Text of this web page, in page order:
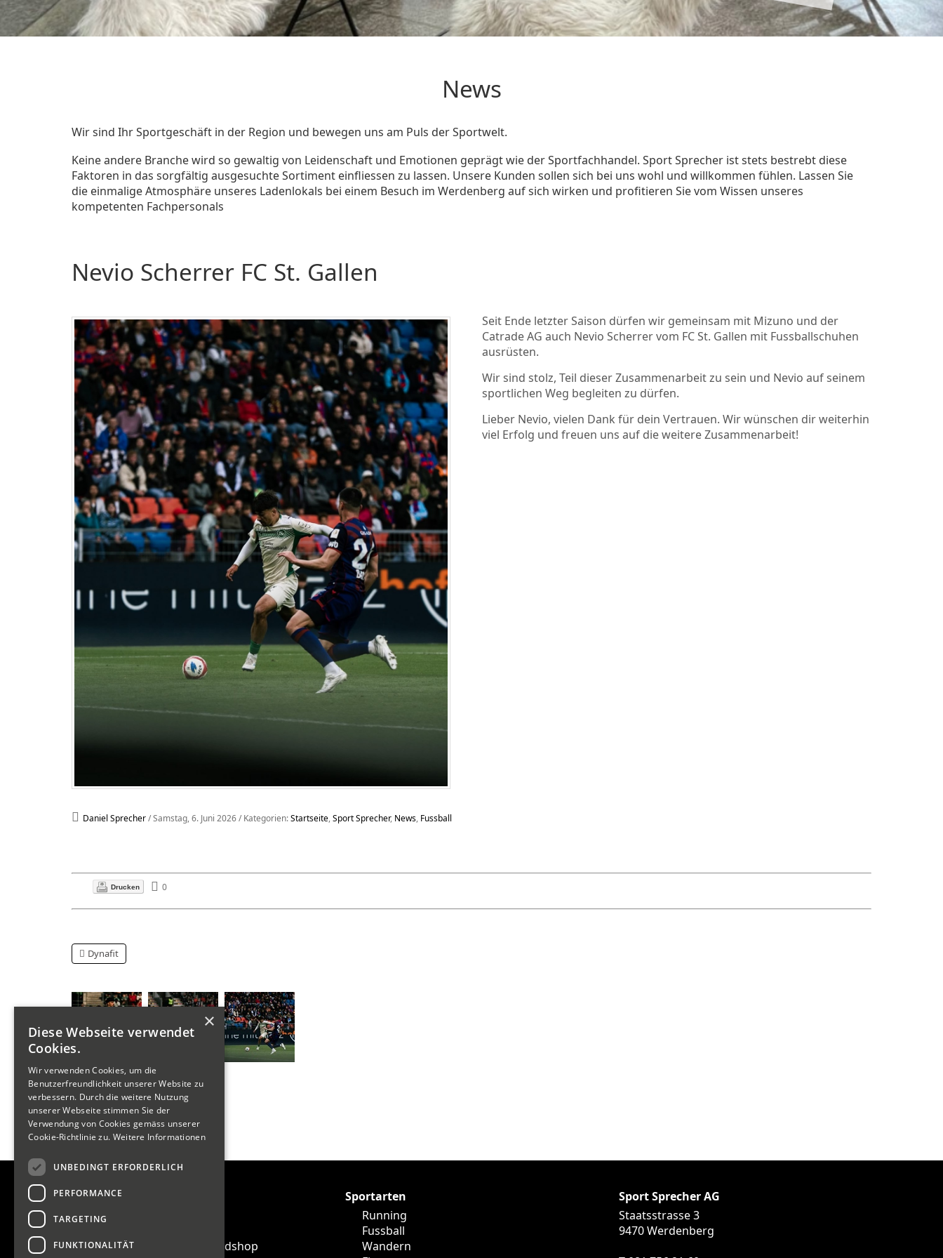
News
Wir sind Ihr Sportgeschäft in der Region und bewegen uns am Puls der Sportwelt.
Keine andere Branche wird so gewaltig von Leidenschaft und Emotionen geprägt wie der Sportfachhandel. Sport Sprecher ist stets bestrebt diese
Faktoren in das sorgfältig ausgesuchte Sortiment einfliessen zu lassen. Unsere Kunden sollen sich bei uns wohl und willkommen fühlen. Lassen Sie
die einmalige Atmosphäre unseres Ladenlokals bei einem Besuch im Werdenberg auf sich wirken und profitieren Sie vom Wissen unseres
kompetenten Fachpersonals
Nevio Scherrer FC St. Gallen
Daniel Sprecher/ Samstag, 6. Juni 2026/ Kategorien:Startseite,Sport Sprecher, News, Fussball
Seit Ende letzter Saison dürfen wir gemeinsam mit Mizuno und der
Catrade AG auch Nevio Scherrer vom FC St. Gallen mit Fussballschuhen
ausrüsten.
Wir sind stolz, Teil dieser Zusammenarbeit zu sein und Nevio auf seinem
sportlichen Weg begleiten zu dürfen.
Lieber Nevio, vielen Dank für dein Vertrauen. Wir wünschen dir weiterhin
viel Erfolg und freuen uns auf die weitere Zusammenarbeit!
Drucken 0
Dynafit
Quicklinks
SportHuus
Victim Circle Roll- & Boarsdshop
Sportarten
Running
Fussball
Wandern
Sport Sprecher AG
Staatsstrasse 3
9470 Werdenberg
×
Diese Webseite verwendet
Cookies.
Wir verwenden Cookies, um die
Benutzerfreundlichkeit unserer Website zu
verbessern. Durch die weitere Nutzung
unserer Webseite stimmen Sie der
Verwendung von Cookies gemäss unserer
Cookie-Richtlinie zu. Weitere Informationen
UNBEDINGT ERFORDERLICH
PERFORMANCE
TARGETING
FUNKTIONALITÄT